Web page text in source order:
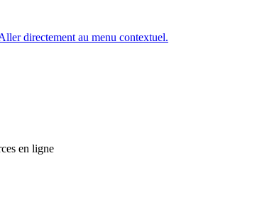
directement au menu contextuel.
en ligne